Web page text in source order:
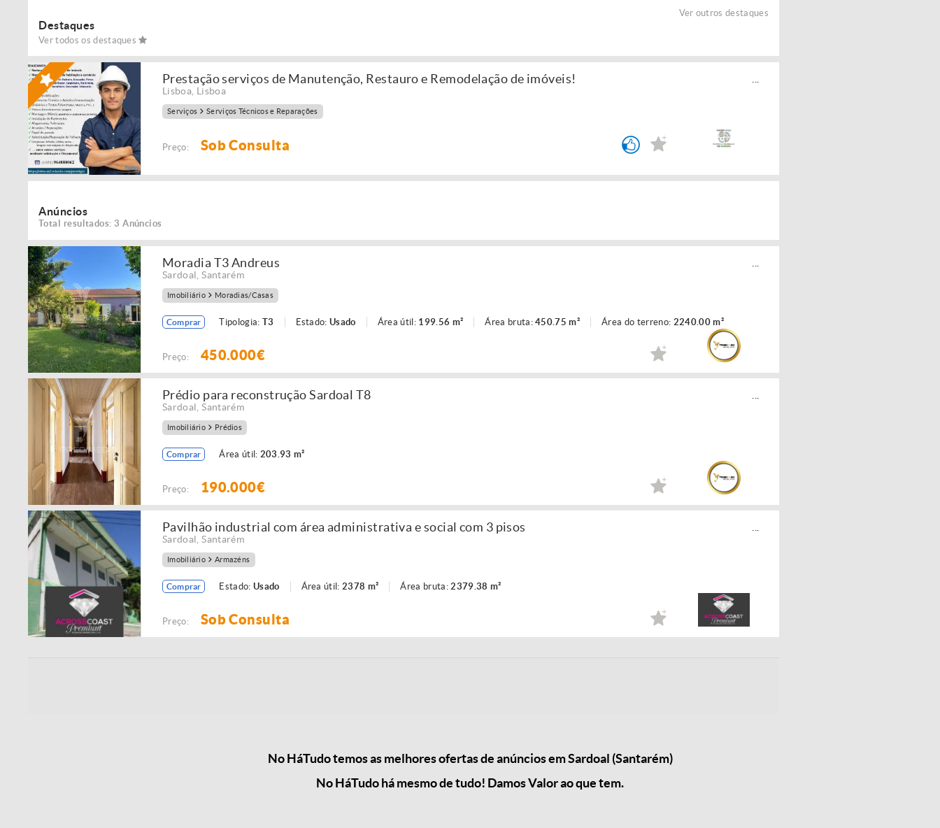
Ver outros destaques
Destaques
Ver todos os destaques
Prestação serviços de Manutenção, Restauro e Remodelação de imóveis!
Lisboa Lisboa
Serviços Serviços Técnicos e Reparações
Preço: Sob Consulta
Anúncios
Total resultados: 3 Anúncios
Moradia T3 Andreus
Sardoal ,Santarém
Imobiliário Moradias/Casas
Comprar Tipologia: T3 Estado:Usado Área útil: 199.56 m² Área bruta:450.75 m² Área do terreno: 2240.00 m²
Preço: 450.000€
Prédio para reconstrução Sardoal T8
Sardoal ,Santarém
Imobiliário Prédios
Comprar Área útil: 203.93 m²
Preço: 190.000€
Pavilhão industrial com área administrativa e social com 3 pisos
Sardoal ,Santarém
Imobiliário Armazéns
Comprar Estado: Usado Área útil:2378 m² Área bruta:2379.38 m²
Preço: Sob Consulta
No HáTudo temos as melhores ofertas de anúncios em Sardoal (Santarém)
No HáTudo há mesmo de tudo! Damos Valor ao que tem.